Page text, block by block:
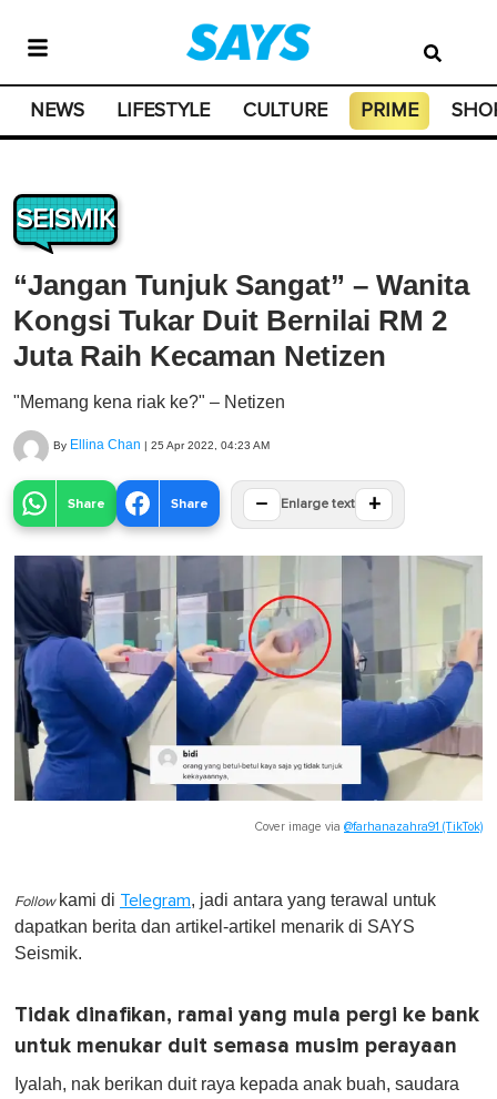
NEWS LIFESTYLE CULTURE PRIME
SEISMIK
“Jangan Tunjuk Sangat” – Wanita
Kongsi Tukar Duit Bernilai RM 2
Juta Raih Kecaman Netizen
"Memang kena riak ke?" – Netizen
By Ellina Chan | 25 Apr 2022, 04:23 AM
Share Share − Enlarge text +
Cover image via @farhanazahra91 (TikTok)
Follow kami di Telegram, jadi antara yang terawal untuk
dapatkan berita dan artikel-artikel menarik di SAYS
Seismik.
Tidak dinafikan, ramai yang mula pergi ke bank
untuk menukar duit semasa musim perayaan
Iyalah, nak berikan duit raya kepada anak buah, saudara